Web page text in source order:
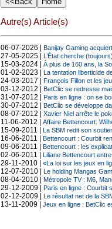
Autre(s) Article(s)
06-07-2026 | Banijay Gaming
27-05-2025 | L’État cherche
15-03-2024 | À plus de 160 ans, la
01-02-2023 | La tentation liberticide
24-03-2017 | François Fillon et les
03-12-2012 | BetClic se redresse
31-07-2012 | Paris en ligne : on se
30-07-2012 | BetClic se développe
08-07-2012 | Xavier Niel arrête le
11-06-2012 | Affaire Bettencourt:
15-09-2011 | La SBM redit son
16-06-2011 | Bettencourt : Courbit
09-06-2011 | Bettencourt : les
02-06-2011 | Liliane Bettencourt
29-11-2010 | «La loi sur les jeux en
12-07-2010 | Le holding Mangas
08-04-2010 | Métropole TV : M6,
29-12-2009 | Paris en ligne : Courbit
02-12-2009 | Le résultat net de la
13-11-2009 | Jeux en ligne : BetClic